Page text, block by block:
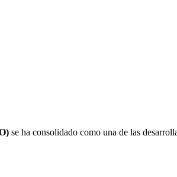
se ha consolidado como una de las